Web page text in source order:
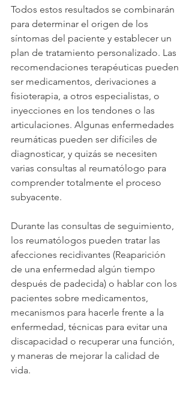
Todos estos resultados se combinarán
para determinar el origen de los
síntomas del paciente y establecer un
plan de tratamiento personalizado. Las
recomendaciones terapéuticas pueden
ser medicamentos, derivaciones a
fisioterapia, a otros especialistas, o
inyecciones en los tendones o las
articulaciones. Algunas enfermedades
reumáticas pueden ser difíciles de
diagnosticar, y quizás se necesiten
varias consultas al reumatólogo para
comprender totalmente el proceso
subyacente.
Durante las consultas de seguimiento,
los reumatólogos pueden tratar las
afecciones recidivantes (Reaparición
de una enfermedad algún tiempo
después de padecida) o hablar con los
pacientes sobre medicamentos,
mecanismos para hacerle frente a la
enfermedad, técnicas para evitar una
discapacidad o recuperar una función,
y maneras de mejorar la calidad de
vida.